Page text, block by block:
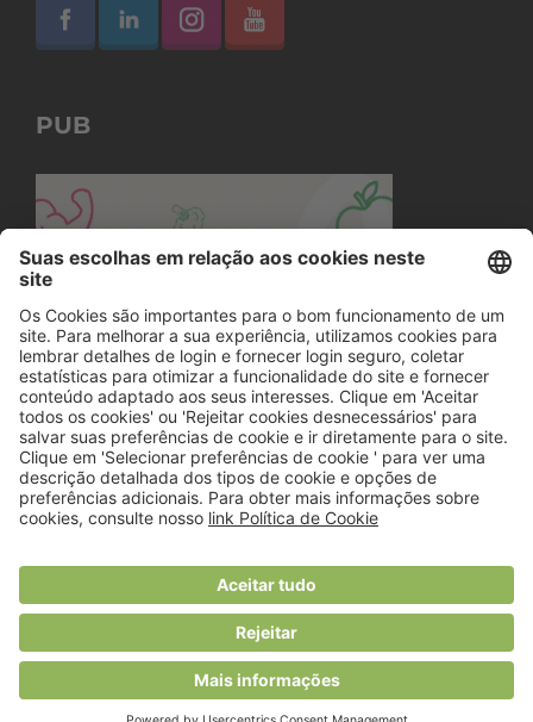
PUB
© 2018 Viver Saudável
O portal dos profissionais de nutrição
Created byRHP Consulting